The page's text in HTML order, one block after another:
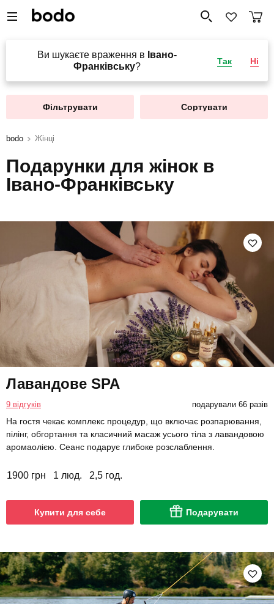
Ви шукаєте враження в Івано-
Франківську?
Так Ні
Фільтрувати Сортувати
bodo Жінці
Подарунки для жінок в
Івано-Франківську
Лавандове SPA
9 відгуків подарували 66 разів
На гостя чекає комплекс процедур, що включає розпарювання,
пілінг, обгортання та класичний масаж усього тіла з лавандовою
аромаолією. Сеанс подарує глибоке розслаблення.
1900 грн 1 люд. 2,5 год.
Купити для себе Подарувати